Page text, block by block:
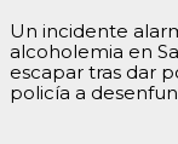
Un incidente
alcoholemia en
escapar tras dar
policía a